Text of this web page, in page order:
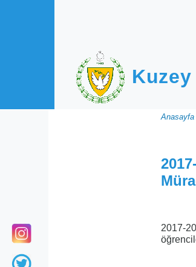
Sayfa
yolu
Anasayfa
2017-